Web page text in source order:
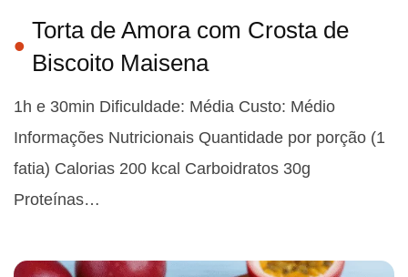
Torta de Amora com Crosta de
Biscoito Maisena
1h e 30min Dificuldade: Média Custo: Médio
Informações Nutricionais Quantidade por porção (1
fatia) Calorias 200 kcal Carboidratos 30g
Proteínas…